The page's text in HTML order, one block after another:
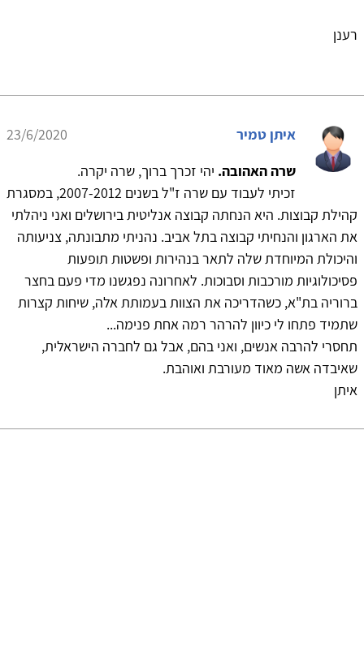
רענן
איתן טמיר
23/6/2020
שרה האהובה. יהי זכרך ברוך, שרה יקרה.
זכיתי לעבוד עם שרה ז"ל בשנים 2007-2012, במסגרת
קהילת קבוצות. היא הנחתה קבוצה אנליטית בירושלים ואני ניהלתי
את הארגון והנחיתי קבוצה בתל אביב. נהניתי מתבונתה, צניעותה
והיכולת המיוחדת שלה לתאר בנהירות ופשטות תופעות
פסיכולוגיות מורכבות וסבוכות. לאחרונה נפגשנו מדי פעם בחצר
ברוריה בת"א, כשהדריכה את הצוות בעמותת אלה, שיחות קצרות
שתמיד פתחו לי כיוון להרהר רמה אחת פנימה...
תחסרי להרבה אנשים, ואני בהם, אבל גם לחברה הישראלית,
שאיבדה אשה מאוד מעורבת ואוהבת.
איתן